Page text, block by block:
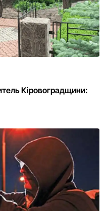
Кіровоградщини: